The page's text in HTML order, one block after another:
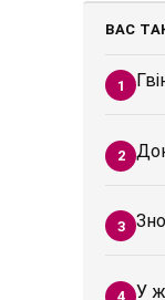
ВАС
У